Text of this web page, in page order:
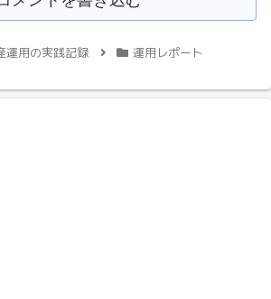
運用の実践記録 運用レポート